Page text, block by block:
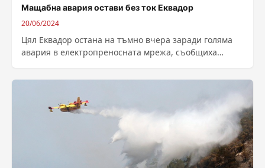
Мащабна авария остави без ток Еквадор
20/06/2024
Цял Еквадор остана на тъмно вчера заради голяма
авария в електропреносната мрежа, съобщиха
линия е...